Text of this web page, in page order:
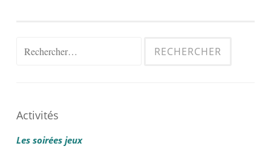
Rechercher :
Activités
Les soirées jeux